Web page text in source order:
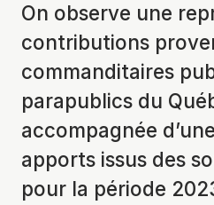
On observe une
contributions
commanditaires
parapublics du
accompagnée
apports issus des
pour la période